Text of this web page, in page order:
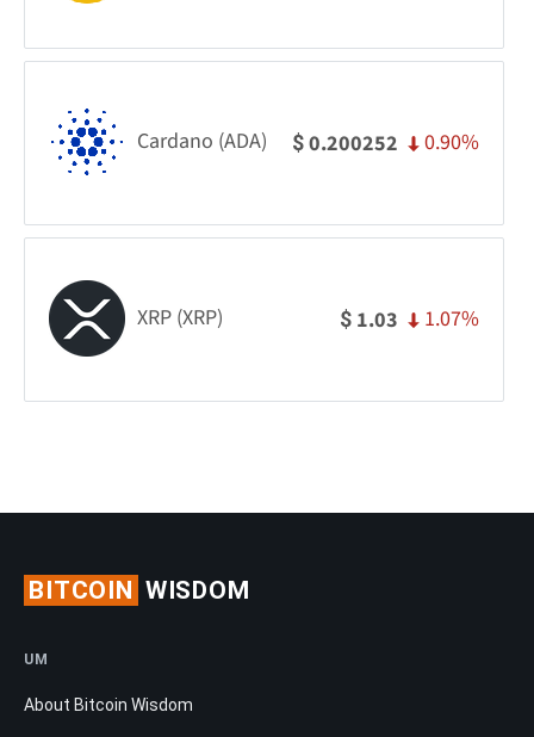
Cardano (ADA) $0.200252 0.90%
XRP (XRP) $ 1.03 1.07%
BITCOIN WISDOM
UM
About Bitcoin Wisdom